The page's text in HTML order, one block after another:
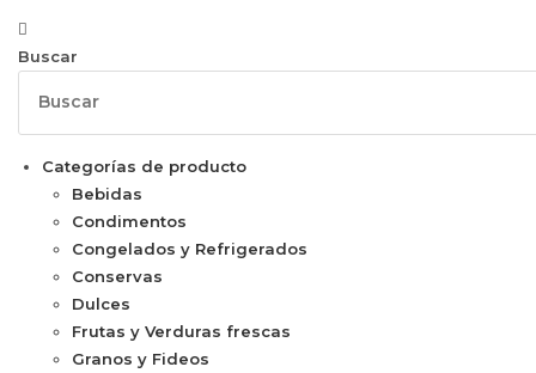
Buscar
Categorías de producto
Bebidas
Condimentos
Congelados y Refrigerados
Conservas
Dulces
Frutas y Verduras frescas
Granos y Fideos